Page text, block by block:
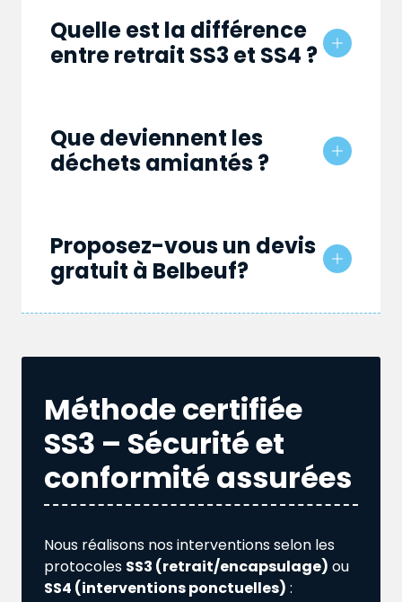
Quelle est la différence
entre retrait SS3 et SS4 ?
Que deviennent les
déchets amiantés ?
Proposez-vous un devis
gratuit à Belbeuf?
Méthode certifiée
SS3 – Sécurité et
conformité assurées
Nous réalisons nos interventions selon les
protocoles SS3 (retrait/encapsulage) ou
SS4 (interventions ponctuelles) :